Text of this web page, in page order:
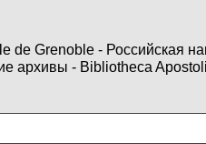
Grenoble - Российская
архивы - Bibliotheca